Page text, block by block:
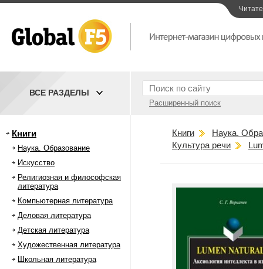
Расширенный поиск
ВСЕ РАЗДЕЛЫ
Книги
Наука. Образование
Искусство
Религиозная и философская
литература
Компьютерная литература
Деловая литература
Детская литература
Художественная литература
Школьная литература
Книги
Наука.
Культура речи